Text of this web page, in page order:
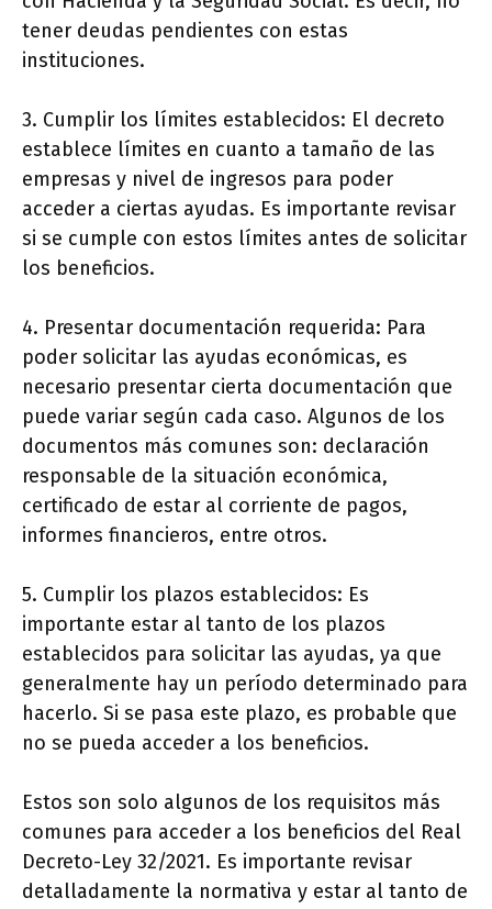
tener deudas pendientes con estas
instituciones.
3. Cumplir los límites establecidos: El decreto
establece límites en cuanto a tamaño de las
empresas y nivel de ingresos para poder
acceder a ciertas ayudas. Es importante revisar
si se cumple con estos límites antes de solicitar
los beneficios.
4. Presentar documentación requerida: Para
poder solicitar las ayudas económicas, es
necesario presentar cierta documentación que
puede variar según cada caso. Algunos de los
documentos más comunes son: declaración
responsable de la situación económica,
certificado de estar al corriente de pagos,
informes financieros, entre otros.
5. Cumplir los plazos establecidos: Es
importante estar al tanto de los plazos
establecidos para solicitar las ayudas, ya que
generalmente hay un período determinado para
hacerlo. Si se pasa este plazo, es probable que
no se pueda acceder a los beneficios.
Estos son solo algunos de los requisitos más
comunes para acceder a los beneficios del Real
Decreto-Ley 32/2021. Es importante revisar
detalladamente la normativa y estar al tanto de